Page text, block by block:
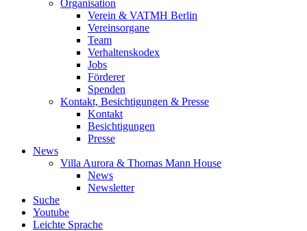
Organisation
Verein & VATMH Berlin
Vereinsorgane
Team
Verhaltenskodex
Jobs
Förderer
Spenden
Kontakt, Besichtigungen & Presse
Kontakt
Besichtigungen
Presse
News
Villa Aurora & Thomas Mann House
News
Newsletter
Suche
Youtube
Leichte Sprache